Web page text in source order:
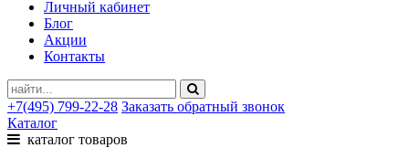
Личный кабинет
Блог
Акции
Контакты
+7(495) 799-22-28 Заказать обратный звонок
Каталог
каталог товаров